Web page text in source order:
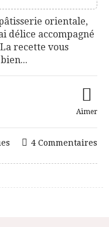
orientale,
délice accompagné
recette vous
Aimer
4 Commentaires